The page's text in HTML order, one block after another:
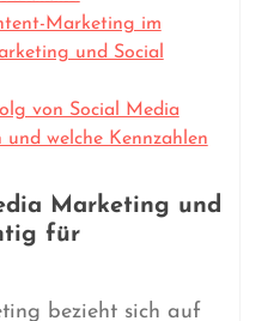
Marketing im
und Social
von Social Media
welche Kennzahlen
Marketing und
für
bezieht sich auf